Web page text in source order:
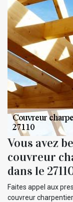
Vous avez
couvreur
dans le
Faites appel aux
couvreur